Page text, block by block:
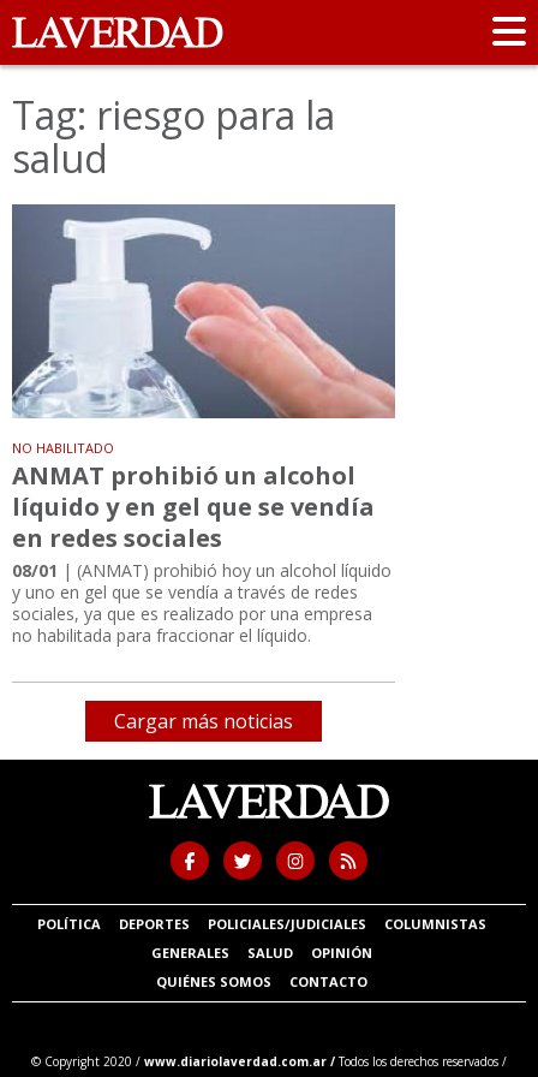
Tag: riesgo para la
salud
NO HABILITADO
ANMAT prohibió un alcohol
líquido y en gel que se vendía
en redes sociales
08/01 | (ANMAT) prohibió hoy un alcohol líquido
y uno en gel que se vendía a través de redes
sociales, ya que es realizado por una empresa
no habilitada para fraccionar el líquido.
Cargar más noticias
POLÍTICA DEPORTES POLICIALES/JUDICIALES
COLUMNISTAS
GENERALES
SALUD
OPINIÓN
QUIÉNES SOMOS
CONTACTO
© Copyright 2020 / www.diariolaverdad.com.ar /Todos los derechos reservados /